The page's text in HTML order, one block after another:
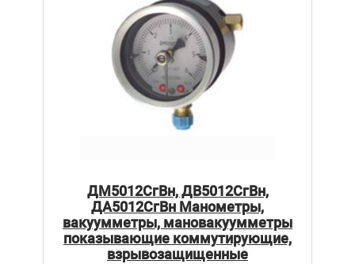
ДМ5012СгВн, ДВ5012СгВн,
ДА5012СгВн Манометры,
вакуумметры, мановакуумметры
показывающие коммутирующие,
взрывозащищенные